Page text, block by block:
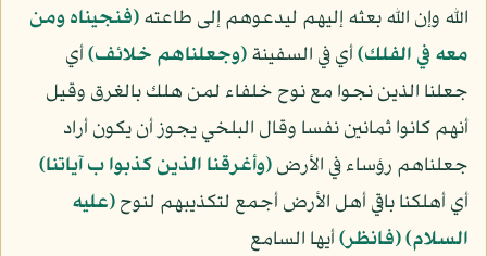
الله وإن الله بعثه إليهم ليدعوهم إلى طاعته﴿فنجيناه ومن
معه في الفلك﴾أي في السفينة﴿وجعلناهم خلائف﴾أي
جعلنا الذين نجوا مع نوح خلفاء لمن هلك بالغرق وقيل
أنهم كانوا ثمانين نفسا وقال البلخي يجوز أن يكون أراد
جعلناهم رؤساء في الأرض﴿وأغرقنا الذين كذبوا ب آياتنا﴾
أي أهلكنا باقي أهل الأرض أجمع لتكذيبهم لنوح(عليه
السلام)﴿فانظر﴾أيها السامع